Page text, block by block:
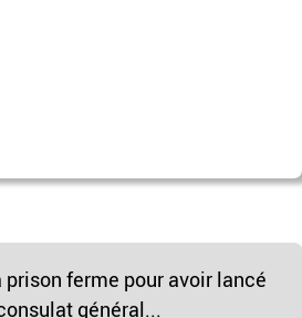
prison ferme pour avoir lancé
général...